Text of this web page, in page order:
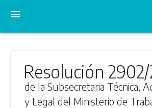
menu
Resolución 2902/
de la Subsecretaria Técnica,
y Legal del Ministerio de